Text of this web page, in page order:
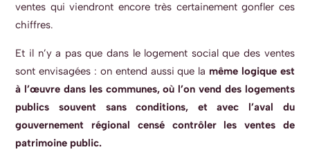
ventes qui viendront encore très certainement gonfler ces
chiffres.
Et il n’y a pas que dans le logement social que des ventes
sont envisagées : on entend aussi que la même logique est
à l’œuvre dans les communes, où l’on vend des logements
publics souvent sans conditions, et avec l’aval du
gouvernement régional censé contrôler les ventes de
patrimoine public.